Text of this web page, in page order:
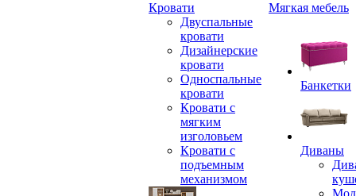
Кровати
Двуспальные
кровати
Дизайнерские
кровати
Односпальные
кровати
Кровати с
мягким
изголовьем
Кровати с
подъемным
механизмом
Мягкая мебель
Банкетки
Диваны